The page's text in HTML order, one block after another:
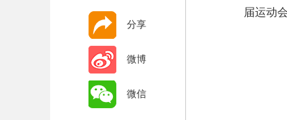
分享
微博
微信
届运动